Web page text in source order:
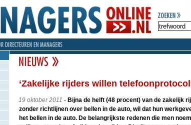
‘Zakelijke rijders willen
19 oktober 2011 - Bijna de helft (48 procent) van de zakelijk
zonder richtlijnen over bellen in de auto, wil dat hun
het bellen in de auto. De belangrijkste redenen die men